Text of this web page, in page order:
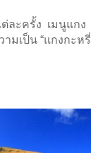
ละครั้ง เมนูแกง
มเป็น “แกงกะหรี่